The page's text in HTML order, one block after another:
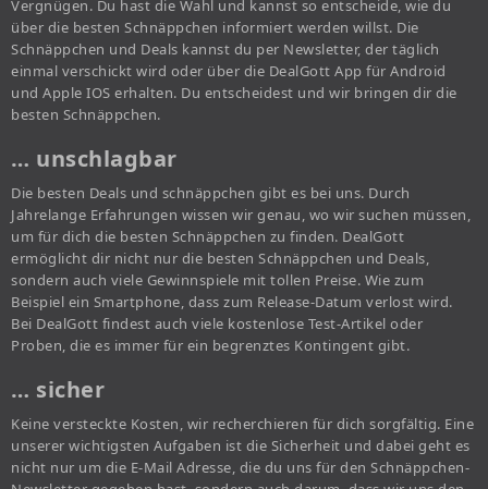
Vergnügen. Du hast die Wahl und kannst so entscheide, wie du
über die besten Schnäppchen informiert werden willst. Die
Schnäppchen und Deals kannst du per Newsletter, der täglich
einmal verschickt wird oder über die DealGott App für Android
und Apple IOS erhalten. Du entscheidest und wir bringen dir die
besten Schnäppchen.
… unschlagbar
Die besten Deals und schnäppchen gibt es bei uns. Durch
Jahrelange Erfahrungen wissen wir genau, wo wir suchen müssen,
um für dich die besten Schnäppchen zu finden. DealGott
ermöglicht dir nicht nur die besten Schnäppchen und Deals,
sondern auch viele Gewinnspiele mit tollen Preise. Wie zum
Beispiel ein Smartphone, dass zum Release-Datum verlost wird.
Bei DealGott findest auch viele kostenlose Test-Artikel oder
Proben, die es immer für ein begrenztes Kontingent gibt.
… sicher
Keine versteckte Kosten, wir recherchieren für dich sorgfältig. Eine
unserer wichtigsten Aufgaben ist die Sicherheit und dabei geht es
nicht nur um die E-Mail Adresse, die du uns für den Schnäppchen-